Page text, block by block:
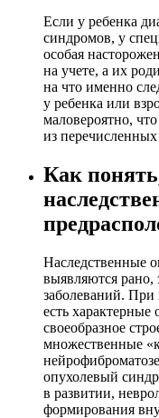
Если у ребенка
синдромов, у
особая
на учете, а их
на что именно
у ребенка или
маловероятно,
из
Как
Наследственные
выявляются рано,
заболеваний. При
есть
своеобразное
множественные
опухолевый
в развитии,
формирования